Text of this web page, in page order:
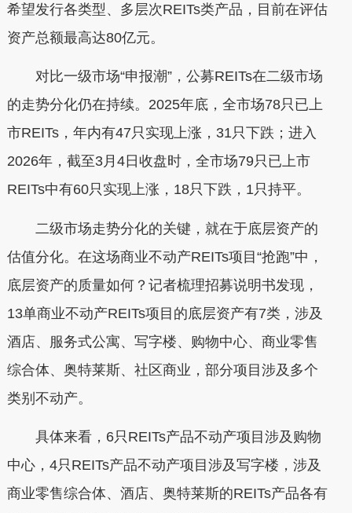
希望发行各类型、多层次REITs类产品，目前在评估
资产总额最高达80亿元。
对比一级市场“申报潮”，公募REITs在二级市场
的走势分化仍在持续。2025年底，全市场78只已上
市REITs，年内有47只实现上涨，31只下跌；进入
2026年，截至3月4日收盘时，全市场79只已上市
REITs中有60只实现上涨，18只下跌，1只持平。
二级市场走势分化的关键，就在于底层资产的
估值分化。在这场商业不动产REITs项目“抢跑”中，
底层资产的质量如何？记者梳理招募说明书发现，
13单商业不动产REITs项目的底层资产有7类，涉及
酒店、服务式公寓、写字楼、购物中心、商业零售
综合体、奥特莱斯、社区商业，部分项目涉及多个
类别不动产。
具体来看，6只REITs产品不动产项目涉及购物
中心，4只REITs产品不动产项目涉及写字楼，涉及
商业零售综合体、酒店、奥特莱斯的REITs产品各有